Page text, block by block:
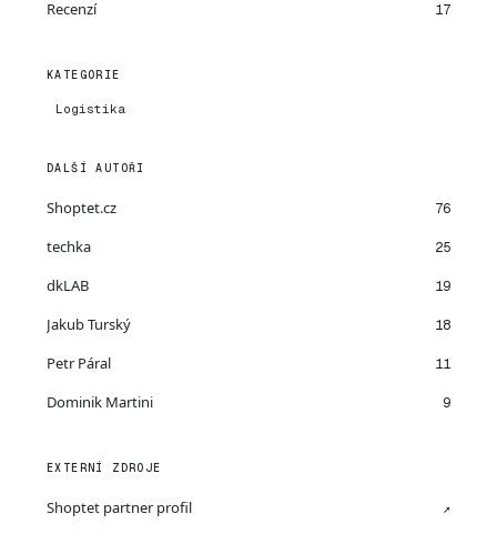
Recenzí 17
KATEGORIE
Logistika
DALŠÍ AUTOŘI
Shoptet.cz 76
techka 25
dkLAB 19
Jakub Turský 18
Petr Páral 11
Dominik Martini 9
EXTERNÍ ZDROJE
Shoptet partner profil ↗